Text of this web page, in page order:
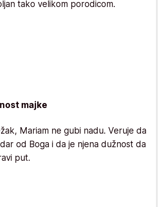
tako velikom porodicom.
majke
Mariam ne gubi nadu. Veruje da
od Boga i da je njena dužnost da
put.